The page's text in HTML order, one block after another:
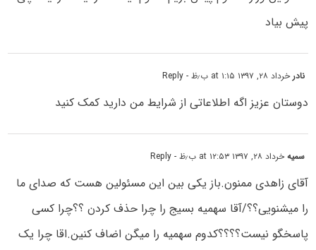
پیش بیاد
نادرخرداد ۲۸, ۱۳۹۷ at ۱:۱۵ ب٫ظ - Reply
دوستان عزیز اگه اطلاعاتی از شرایط من دارید کمک کنید
سمیهخرداد ۲۸, ۱۳۹۷ at ۱۲:۵۳ ب٫ظ - Reply
آقای زاهدی ممنون.باز یکی بین این مسئولین هست که صدای ما
را میشنویی؟؟/آقا سهمیه بسیج را چرا حذف کردن ؟؟چرا کسی
پاسخگو نیست؟؟؟؟کدوم سهمیه را میگن اضاف کنین.اقا چرا یک